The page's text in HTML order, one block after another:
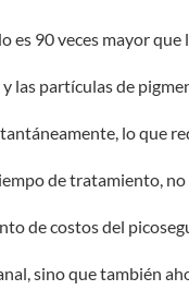
es 90 veces mayor que
las partículas de
lo que
de tratamiento,
de costos del
sino que también